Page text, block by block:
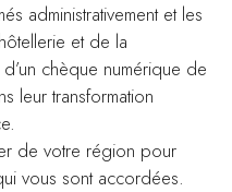
administrativement et les
et de la
chèque numérique de
leur transformation
de votre région pour
vous sont accordées.